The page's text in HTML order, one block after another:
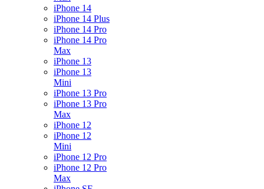
iPhone 14
iPhone 14 Plus
iPhone 14 Pro
iPhone 14 Pro
Max
iPhone 13
iPhone 13
Mini
iPhone 13 Pro
iPhone 13 Pro
Max
iPhone 12
iPhone 12
Mini
iPhone 12 Pro
iPhone 12 Pro
Max